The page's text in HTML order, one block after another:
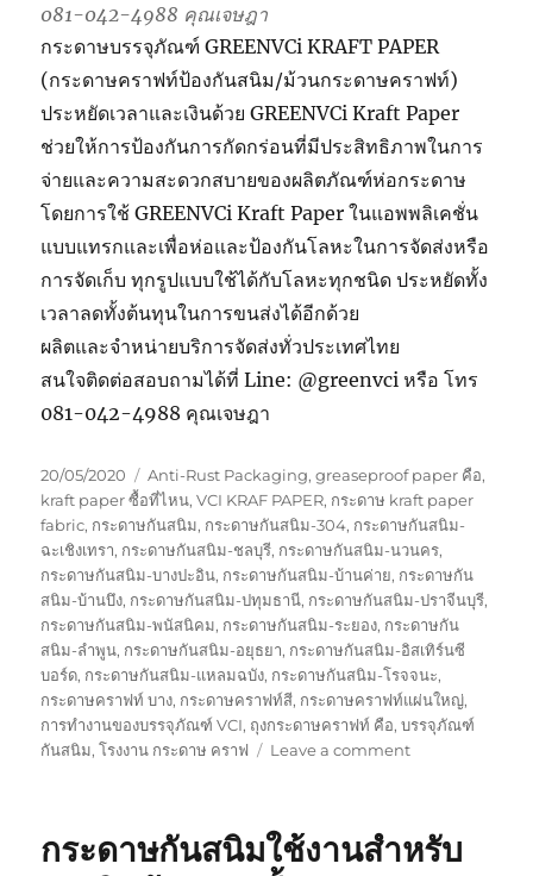
081-042-4988 คุณเจษฎา
กระดาษบรรจุภัณฑ์ GREENVCi KRAFT PAPER
(กระดาษคราฟท์ป้องกันสนิม/ม้วนกระดาษคราฟท์)
ประหยัดเวลาและเงินด้วย GREENVCi Kraft Paper
ช่วยให้การป้องกันการกัดกร่อนที่มีประสิทธิภาพในการ
จ่ายและความสะดวกสบายของผลิตภัณฑ์ห่อกระดาษ
โดยการใช้ GREENVCi Kraft Paper ในแอพพลิเคชั่น
แบบแทรกและเพื่อห่อและป้องกันโลหะในการจัดส่งหรือ
การจัดเก็บ ทุกรูปแบบใช้ได้กับโลหะทุกชนิด ประหยัดทั้ง
เวลาลดทั้งต้นทุนในการขนส่งได้อีกด้วย
ผลิตและจำหน่ายบริการจัดส่งทั่วประเทศไทย
สนใจติดต่อสอบถามได้ที่ Line: @greenvci หรือ โทร
081-042-4988 คุณเจษฎา
Posted
on
20/05/2020 Tags
Anti-Rust Packaging,greaseproof paper คือ,
kraft paper ซื้อที่ไหน,VCI KRAF PAPER, กระดาษ kraft paper
fabric, กระดาษกันสนิม, กระดาษกันสนิม-304, กระดาษกันสนิม-
ฉะเชิงเทรา, กระดาษกันสนิม-ชลบุรี, กระดาษกันสนิม-นวนคร,
กระดาษกันสนิม-บางปะอิน, กระดาษกันสนิม-บ้านค่าย, กระดาษกัน
สนิม-บ้านบึง, กระดาษกันสนิม-ปทุมธานี, กระดาษกันสนิม-ปราจีนบุรี,
กระดาษกันสนิม-พนัสนิคม, กระดาษกันสนิม-ระยอง, กระดาษกัน
สนิม-ลำพูน, กระดาษกันสนิม-อยุธยา, กระดาษกันสนิม-อิสเทิร์นซี
บอร์ด, กระดาษกันสนิม-แหลมฉบัง, กระดาษกันสนิม-โรจจนะ,
กระดาษคราฟท์ บาง, กระดาษคราฟท์สี, กระดาษคราฟท์แผ่นใหญ่,
การทำงานของบรรจุภัณฑ์ VCI, ถุงกระดาษคราฟท์ คือ,บรรจุภัณฑ์
กันสนิม,โรงงาน กระดาษ คราฟ Leave a commenton
ช่วย
กระดาษกันสนิมใช้งานสำหรับ